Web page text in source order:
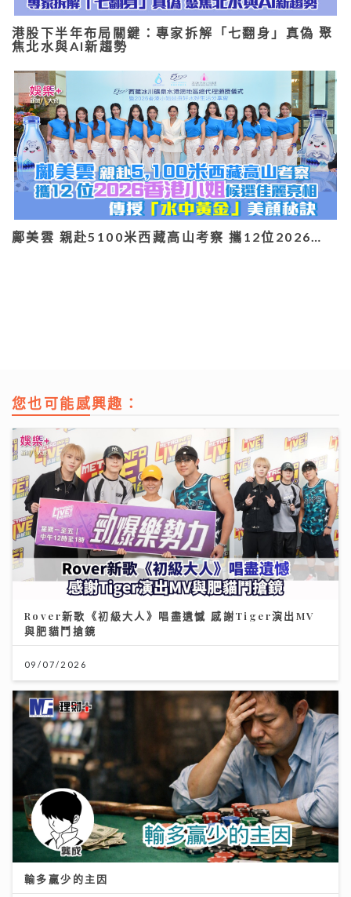
港股下半年布局關鍵：專家拆解「七翻身」真偽 聚
焦北水與AI新趨勢
鄺美雲 親赴5100米西藏高山考察 攜12位2026…
您也可能感興趣：
Rover新歌《初級大人》唱盡遺憾 感謝Tiger演出MV
與肥貓鬥搶鏡
09/07/2026
輸多贏少的主因